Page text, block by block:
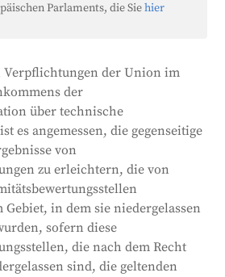
Parlaments, die Siehier
der Union im
der
über technische
es angemessen, die gegenseitige
von
zu erleichtern, die von
in dem sie niedergelassen
sofern diese
die nach dem Recht
sind, die geltenden